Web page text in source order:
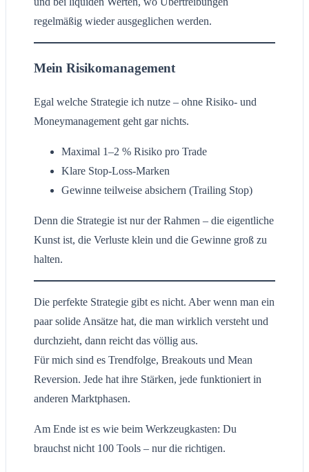
regelmäßig wieder ausgeglichen werden.
Mein Risikomanagement
Egal welche Strategie ich nutze – ohne Risiko- und
Moneymanagement geht gar nichts.
Maximal 1–2 % Risiko pro Trade
Klare Stop-Loss-Marken
Gewinne teilweise absichern (Trailing Stop)
Denn die Strategie ist nur der Rahmen – die eigentliche
Kunst ist, die Verluste klein und die Gewinne groß zu
halten.
Die perfekte Strategie gibt es nicht. Aber wenn man ein
paar solide Ansätze hat, die man wirklich versteht und
durchzieht, dann reicht das völlig aus.
Für mich sind es Trendfolge, Breakouts und Mean
Reversion. Jede hat ihre Stärken, jede funktioniert in
anderen Marktphasen.
Am Ende ist es wie beim Werkzeugkasten: Du
brauchst nicht 100 Tools – nur die richtigen.